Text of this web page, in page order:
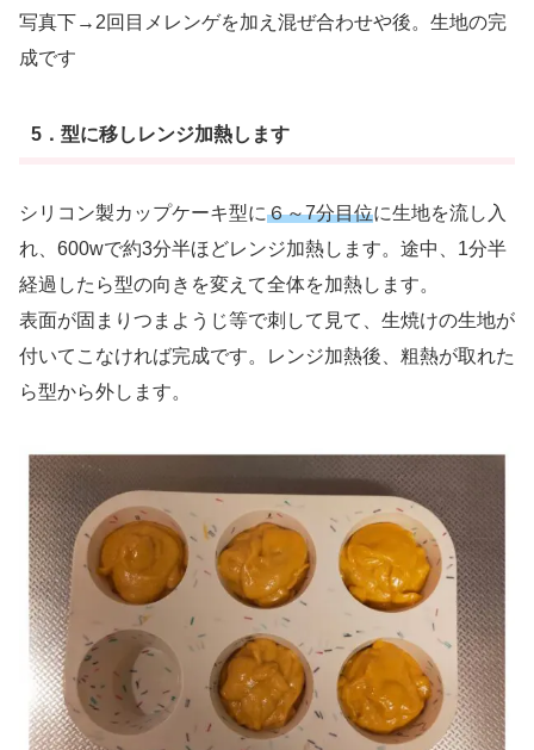
写真下→2回目メレンゲを加え混ぜ合わせや後。生地の完
成です
5．型に移しレンジ加熱します
シリコン製カップケーキ型に６～7分目位に生地を流し入
れ、600wで約3分半ほどレンジ加熱します。途中、1分半
経過したら型の向きを変えて全体を加熱します。
表面が固まりつまようじ等で刺して見て、生焼けの生地が
付いてこなければ完成です。レンジ加熱後、粗熱が取れた
ら型から外します。